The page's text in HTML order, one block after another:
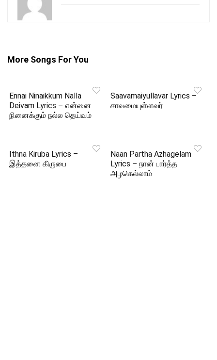
More Songs For You
Ennai Ninaikkum Nalla
Deivam Lyrics – என்னை
நினைக்கும் நல்ல தெய்வம்
Saavamaiyullavar Lyrics –
சாவமையுள்ளவர்
Ithna Kiruba Lyrics –
இத்தனை கிருபை
Naan Partha Azhagelam
Lyrics – நான் பார்த்த
அழகெல்லாம்